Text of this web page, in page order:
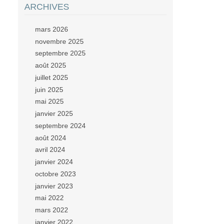
ARCHIVES
mars 2026
novembre 2025
septembre 2025
août 2025
juillet 2025
juin 2025
mai 2025
janvier 2025
septembre 2024
août 2024
avril 2024
janvier 2024
octobre 2023
janvier 2023
mai 2022
mars 2022
janvier 2022